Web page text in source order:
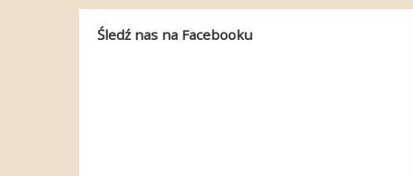
Śledź nas na Facebooku